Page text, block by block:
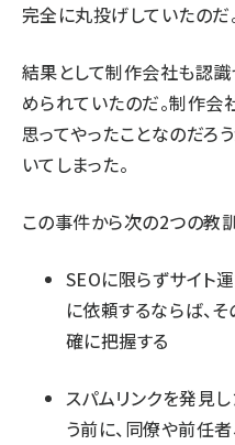
完全に丸投げしていたのだ
結果として制作会社も認
められていたのだ。制作会
思ってやったことなのだろ
いてしまった。
この事件から次の2つの教
SEOに限らずサイト
に依頼するならば、
確に把握する
スパムリンクを発見
う前に、同僚や前任